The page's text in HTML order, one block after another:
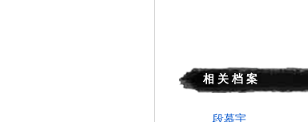
相 关 档 案
段慕宇